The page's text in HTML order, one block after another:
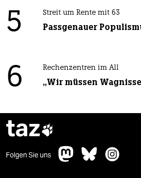
5 Streit um Rente mit 63
Passgenauer
6 Rechenzentren im All
„Wir müssen
taz
Folgen Sie uns